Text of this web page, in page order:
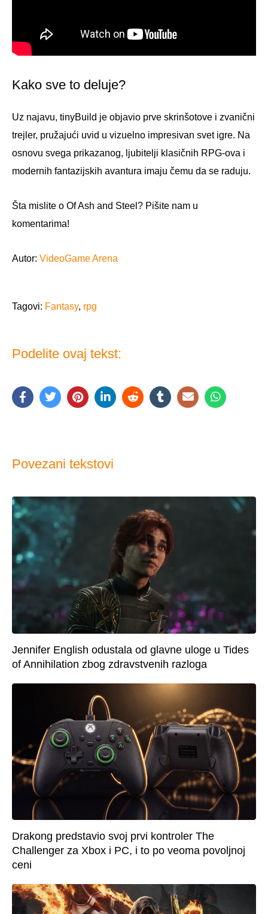
Kako sve to deluje?
Uz najavu, tinyBuild je objavio prve skrinšotove i zvanični
trejler, pružajući uvid u vizuelno impresivan svet igre. Na
osnovu svega prikazanog, ljubitelji klasičnih RPG-ova i
modernih fantazijskih avantura imaju čemu da se raduju.
Šta mislite o Of Ash and Steel? Pišite nam u
komentarima!
Autor: VideoGame Arena
Tagovi: Fantasy, rpg
Podelite ovaj tekst:
Povezani tekstovi
Jennifer English odustala od glavne uloge u Tides
of Annihilation zbog zdravstvenih razloga
Drakong predstavio svoj prvi kontroler The
Challenger za Xbox i PC, i to po veoma povoljnoj
ceni